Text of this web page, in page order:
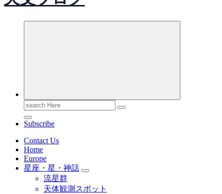
Search
for:
Subscribe
Contact Us
Home
Europe
星座・星・神話
流星群
天体観測スポット